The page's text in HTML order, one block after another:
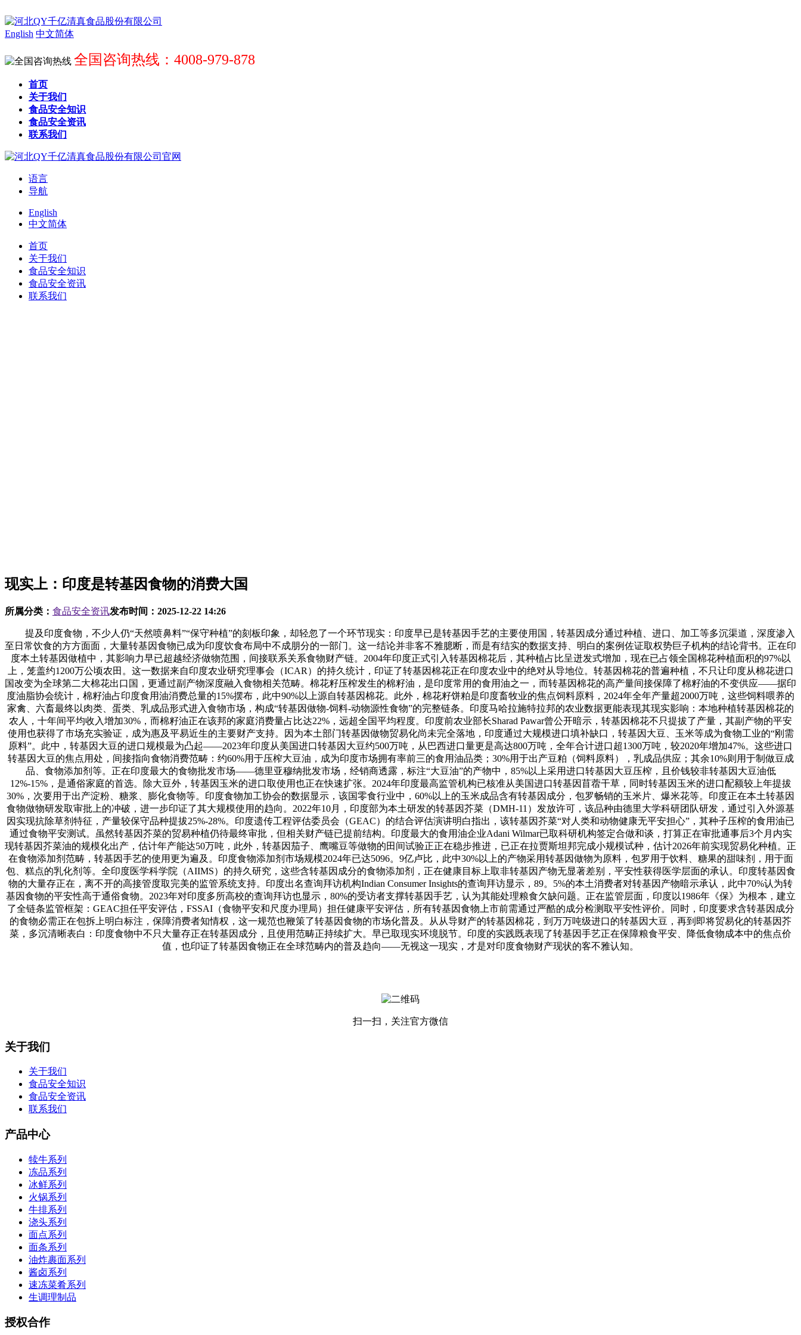
English 中文简体
全国咨询热线：4008-979-878
首页
关于我们
食品安全知识
食品安全资讯
联系我们
语言
导航
English
中文简体
首页
关于我们
食品安全知识
食品安全资讯
联系我们
现实上：印度是转基因食物的消费大国
所属分类： 食品安全资讯发布时间： 2025-12-22 14:26
提及印度食物，不少人仍“天然喷鼻料”“保守种植”的刻板印象，却轻忽了一个环节现实：印度早已是转基因手艺的主要使用国，转基因成分通过种植、进口、加工等多沉渠道，深度渗入
至日常饮食的方方面面，大量转基因食物已成为印度饮食布局中不成朋分的一部门。这一结论并非客不雅臆断，而是有结实的数据支持、明白的案例佐证取权势巨子机构的结论背书。正在印
度本土转基因做植中，其影响力早已超越经济做物范围，间接联系关系食物财产链。2004年印度正式引入转基因棉花后，其种植占比呈迸发式增加，现在已占领全国棉花种植面积的97%以
上，笼盖约1200万公顷农田。这一数据来自印度农业研究理事会（ICAR）的持久统计，印证了转基因棉花正在印度农业中的绝对从导地位。转基因棉花的普遍种植，不只让印度从棉花进口
国改变为全球第二大棉花出口国，更通过副产物深度融入食物相关范畴。棉花籽压榨发生的棉籽油，是印度常用的食用油之一，而转基因棉花的高产量间接保障了棉籽油的不变供应——据印
度油脂协会统计，棉籽油占印度食用油消费总量的15%摆布，此中90%以上源自转基因棉花。此外，棉花籽饼粕是印度畜牧业的焦点饲料原料，2024年全年产量超2000万吨，这些饲料喂养的
家禽、六畜最终以肉类、蛋类、乳成品形式进入食物市场，构成“转基因做物-饲料-动物源性食物”的完整链条。印度马哈拉施特拉邦的农业数据更能表现其现实影响：本地种植转基因棉花的
农人，十年间平均收入增加30%，而棉籽油正在该邦的家庭消费量占比达22%，远超全国平均程度。印度前农业部长Sharad Pawar曾公开暗示，转基因棉花不只提拔了产量，其副产物的平安
使用也获得了市场充实验证，成为惠及平易近生的主要财产支持。因为本土部门转基因做物贸易化尚未完全落地，印度通过大规模进口填补缺口，转基因大豆、玉米等成为食物工业的“刚需
原料”。此中，转基因大豆的进口规模最为凸起——2023年印度从美国进口转基因大豆约500万吨，从巴西进口量更是高达800万吨，全年合计进口超1300万吨，较2020年增加47%。这些进口
转基因大豆的焦点用处，间接指向食物消费范畴：约60%用于压榨大豆油，成为印度市场拥有率前三的食用油品类；30%用于出产豆粕（饲料原料），乳成品供应；其余10%则用于制做豆成
品、食物添加剂等。正在印度最大的食物批发市场——德里亚穆纳批发市场，经销商透露，标注“大豆油”的产物中，85%以上采用进口转基因大豆压榨，且价钱较非转基因大豆油低
12%-15%，是通俗家庭的首选。除大豆外，转基因玉米的进口取使用也正在快速扩张。2024年印度最高监管机构已核准从美国进口转基因苜蓿干草，同时转基因玉米的进口配额较上年提拔
30%，次要用于出产淀粉、糖浆、膨化食物等。印度食物加工协会的数据显示，该国零食行业中，60%以上的玉米成品含有转基因成分，包罗畅销的玉米片、爆米花等。印度正在本土转基因
食物做物研发取审批上的冲破，进一步印证了其大规模使用的趋向。2022年10月，印度部为本土研发的转基因芥菜（DMH-11）发放许可，该品种由德里大学科研团队研发，通过引入外源基
因实现抗除草剂特征，产量较保守品种提拔25%-28%。印度遗传工程评估委员会（GEAC）的结合评估演讲明白指出，该转基因芥菜“对人类和动物健康无平安担心”，其种子压榨的食用油已
通过食物平安测试。虽然转基因芥菜的贸易种植仍待最终审批，但相关财产链已提前结构。印度最大的食用油企业Adani Wilmar已取科研机构签定合做和谈，打算正在审批通事后3个月内实
现转基因芥菜油的规模化出产，估计年产能达50万吨，此外，转基因茄子、鹰嘴豆等做物的田间试验正正在稳步推进，已正在拉贾斯坦邦完成小规模试种，估计2026年前实现贸易化种植。正
在食物添加剂范畴，转基因手艺的使用更为遍及。印度食物添加剂市场规模2024年已达5096。9亿卢比，此中30%以上的产物采用转基因做物为原料，包罗用于饮料、糖果的甜味剂，用于面
包、糕点的乳化剂等。全印度医学科学院（AIIMS）的持久研究，这些含转基因成分的食物添加剂，正在健康目标上取非转基因产物无显著差别，平安性获得医学层面的承认。印度转基因食
物的大量存正在，离不开的高接管度取完美的监管系统支持。印度出名查询拜访机构Indian Consumer Insights的查询拜访显示，89。5%的本土消费者对转基因产物暗示承认，此中70%认为转
基因食物的平安性高于通俗食物。2023年对印度多所高校的查询拜访也显示，80%的受访者支撑转基因手艺，认为其能处理粮食欠缺问题。正在监管层面，印度以1986年《保》为根本，建立
了全链条监管框架：GEAC担任平安评估，FSSAI（食物平安和尺度办理局）担任健康平安评估，所有转基因食物上市前需通过严酷的成分检测取平安性评价。同时，印度要求含转基因成分
的食物必需正在包拆上明白标注，保障消费者知情权，这一规范也鞭策了转基因食物的市场化普及。从从导财产的转基因棉花，到万万吨级进口的转基因大豆，再到即将贸易化的转基因芥
菜，多沉清晰表白：印度食物中不只大量存正在转基因成分，且使用范畴正持续扩大。早已取现实环境脱节。印度的实践既表现了转基因手艺正在保障粮食平安、降低食物成本中的焦点价
值，也印证了转基因食物正在全球范畴内的普及趋向——无视这一现实，才是对印度食物财产现状的客不雅认知。
扫一扫，关注官方微信
关于我们
关于我们
食品安全知识
食品安全资讯
联系我们
产品中心
犊牛系列
冻品系列
冰鲜系列
火锅系列
牛排系列
浇头系列
面点系列
面条系列
油炸裹面系列
酱卤系列
速冻菜肴系列
生调理制品
授权合作